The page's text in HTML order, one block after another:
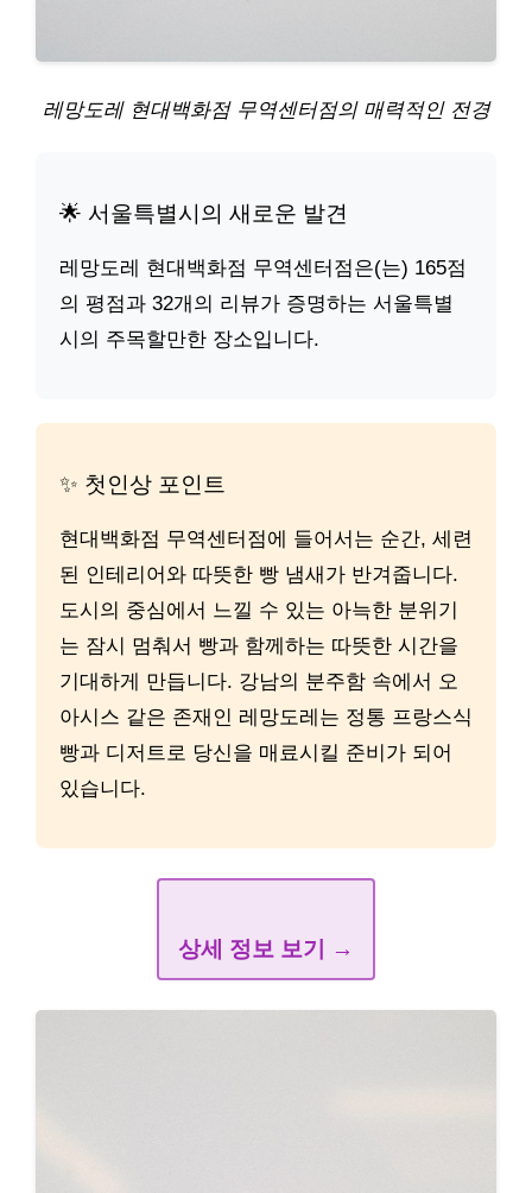
레망도레 현대백화점 무역센터점의 매력적인 전경
🌟 서울특별시의 새로운 발견
레망도레 현대백화점 무역센터점은(는) 165점
의 평점과 32개의 리뷰가 증명하는 서울특별
시의 주목할만한 장소입니다.
✨ 첫인상 포인트
현대백화점 무역센터점에 들어서는 순간, 세련
된 인테리어와 따뜻한 빵 냄새가 반겨줍니다.
도시의 중심에서 느낄 수 있는 아늑한 분위기
는 잠시 멈춰서 빵과 함께하는 따뜻한 시간을
기대하게 만듭니다. 강남의 분주함 속에서 오
아시스 같은 존재인 레망도레는 정통 프랑스식
빵과 디저트로 당신을 매료시킬 준비가 되어
있습니다.
상세 정보 보기 →